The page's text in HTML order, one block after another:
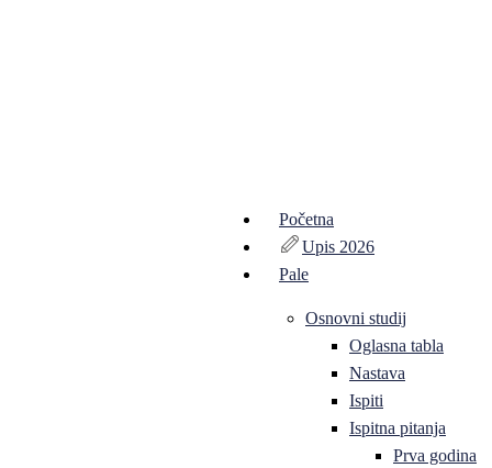
Početna
Upis 2026
Pale
Osnovni studij
Oglasna tabla
Nastava
Ispiti
Ispitna pitanja
Prva godina